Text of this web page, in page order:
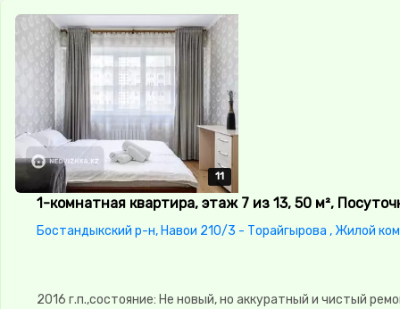
11
11
11
11
11
1-комнатная квартира, этаж 7 из 13, 50 м²,
Бостандыкский р-н, Навои 210/3 - Торайгырова , Жилой
2016 г.п.,состояние: Не новый, но аккуратный и чистый